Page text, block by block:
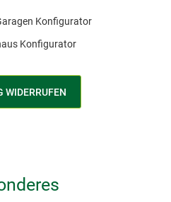
Konfigurator
Konfigurator
WIDERRUFEN